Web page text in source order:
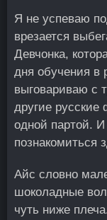
Я не успеваю
врезается
Девчонка,
дня обучения
выговариваю с
другие
одной партой.
познакомиться
Айс словно
шоколадные
чуть ниже